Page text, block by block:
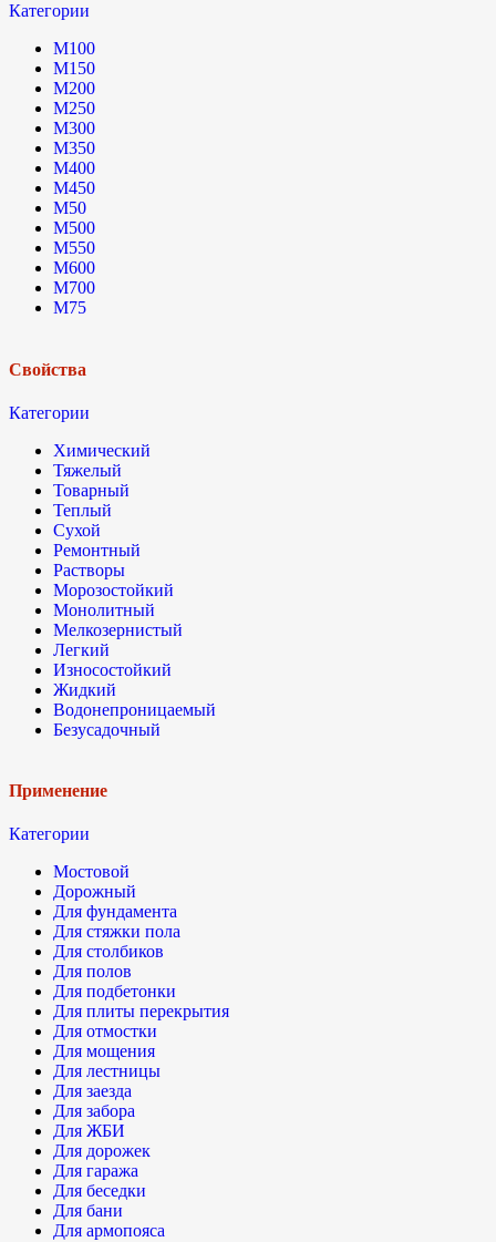
Категории
М100
М150
М200
М250
М300
М350
М400
М450
М50
М500
М550
М600
М700
М75
Свойства
Категории
Химический
Тяжелый
Товарный
Теплый
Сухой
Ремонтный
Растворы
Морозостойкий
Монолитный
Мелкозернистый
Легкий
Износостойкий
Жидкий
Водонепроницаемый
Безусадочный
Применение
Категории
Мостовой
Дорожный
Для фундамента
Для стяжки пола
Для столбиков
Для полов
Для подбетонки
Для плиты перекрытия
Для отмостки
Для мощения
Для лестницы
Для заезда
Для забора
Для ЖБИ
Для дорожек
Для гаража
Для беседки
Для бани
Для армопояса